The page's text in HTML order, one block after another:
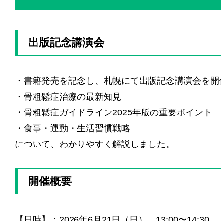
出版記念講演会
・書籍発売を記念し、札幌にて出版記念講演会を開
・骨粗鬆症治療の最新知見
・骨粗鬆症ガイドライン2025年版の重要ポイント
・食事・運動・生活習慣戦略
について、わかりやすく解説しました。
開催概要